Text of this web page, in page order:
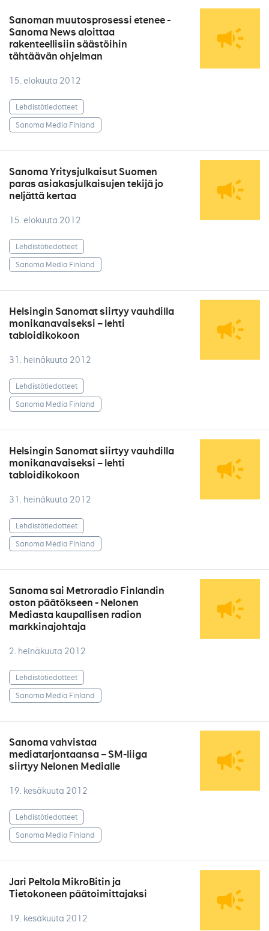
Sanoman muutosprosessi etenee -
Sanoma News aloittaa
rakenteellisiin säästöihin
tähtäävän ohjelman
15. elokuuta 2012
Lehdistötiedotteet
Sanoma Media Finland
Sanoma Yritysjulkaisut Suomen
paras asiakasjulkaisujen tekijä jo
neljättä kertaa
15. elokuuta 2012
Lehdistötiedotteet
Sanoma Media Finland
Helsingin Sanomat siirtyy vauhdilla
monikanavaiseksi – lehti
tabloidikokoon
31. heinäkuuta 2012
Lehdistötiedotteet
Sanoma Media Finland
Helsingin Sanomat siirtyy vauhdilla
monikanavaiseksi – lehti
tabloidikokoon
31. heinäkuuta 2012
Lehdistötiedotteet
Sanoma Media Finland
Sanoma sai Metroradio Finlandin
oston päätökseen - Nelonen
Mediasta kaupallisen radion
markkinajohtaja
2. heinäkuuta 2012
Lehdistötiedotteet
Sanoma Media Finland
Sanoma vahvistaa
mediatarjontaansa – SM-liiga
siirtyy Nelonen Medialle
19. kesäkuuta 2012
Lehdistötiedotteet
Sanoma Media Finland
Jari Peltola MikroBitin ja
Tietokoneen päätoimittajaksi
19. kesäkuuta 2012